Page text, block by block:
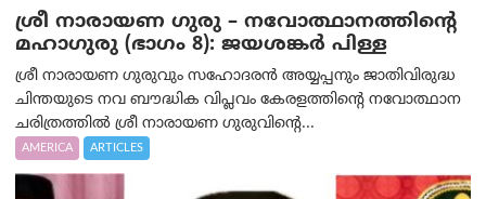
ശ്രീ നാരായണ ഗുരു – നവോത്ഥാനത്തിന്റെ
മഹാഗുരു (ഭാഗം 8): ജയശങ്കര്‍ പിള്ള
ശ്രീ നാരായണ ഗുരുവും സഹോദരൻ അയ്യപ്പനും ജാതിവിരുദ്ധ
ചിന്തയുടെ നവ ബൗദ്ധിക വിപ്ലവം കേരളത്തിന്റെ നവോത്ഥാന
ചരിത്രത്തിൽ ശ്രീ നാരായണ ഗുരുവിന്റെ...
AMERICA ARTICLES